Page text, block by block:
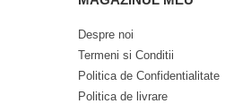
Despre noi
Termeni si Conditii
Politica de Confidentialitate
Politica de livrare